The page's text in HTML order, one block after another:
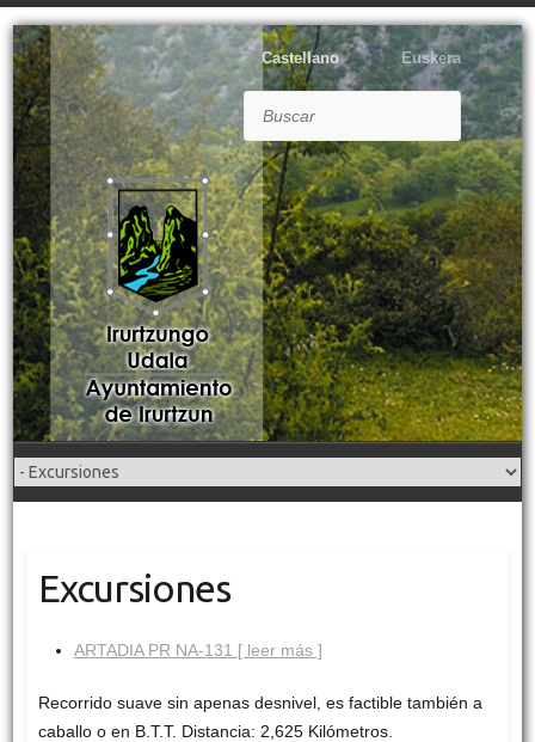
Castellano Euskera
Excursiones
ARTADIA PR NA-131 [ leer más ]
Recorrido suave sin apenas desnivel, es factible también a
caballo o en B.T.T. Distancia: 2,625 Kilómetros.